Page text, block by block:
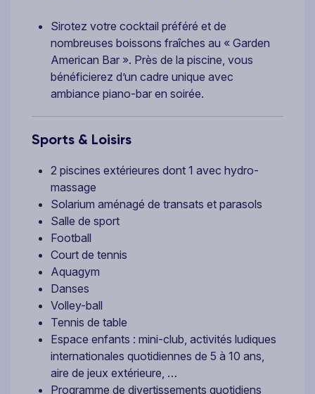
Sirotez votre cocktail préféré et de
nombreuses boissons fraîches au « Garden
American Bar ». Près de la piscine, vous
bénéficierez d’un cadre unique avec
ambiance piano-bar en soirée.
Sports & Loisirs
2 piscines extérieures dont 1 avec hydro-
massage
Solarium aménagé de transats et parasols
Salle de sport
Football
Court de tennis
Aquagym
Danses
Volley-ball
Tennis de table
Espace enfants : mini-club, activités ludiques
internationales quotidiennes de 5 à 10 ans,
aire de jeux extérieure, …
Programme de divertissements quotidiens